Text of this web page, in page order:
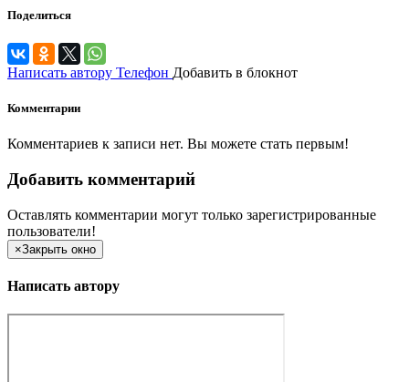
Поделиться
Написать автору Телефон Добавить в блокнот
Комментарии
Комментариев к записи нет. Вы можете стать первым!
Добавить комментарий
Оставлять комментарии могут только зарегистрированные
пользователи!
×Закрыть окно
Написать автору